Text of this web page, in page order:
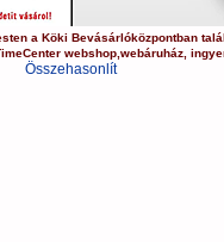
a Köki Bevásárlóközpontban
webshop, webáruház,
Összehasonlít